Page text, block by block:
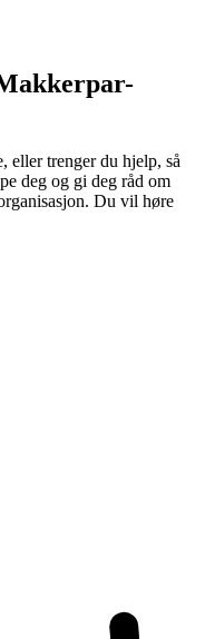
eller trenger du hjelp, så
deg og gi deg råd om
Du vil høre